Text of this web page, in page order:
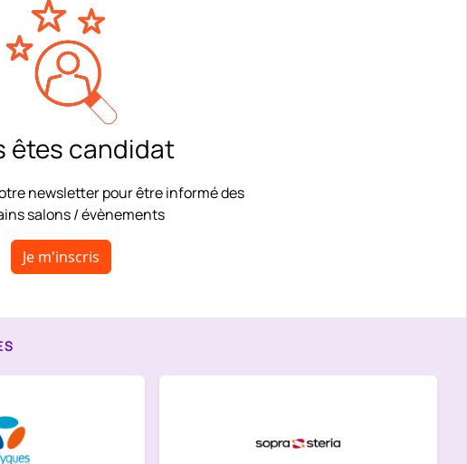
êtes candidat
newsletter pour être informé des
salons / évènements
Je m'inscris